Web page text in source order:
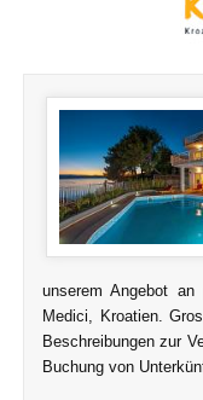
unserem Angebot
Medici, Kroatien.
Beschreibungen zur
Buchung von